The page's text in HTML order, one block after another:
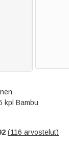
kpl Bambu
(116 arvostelut)